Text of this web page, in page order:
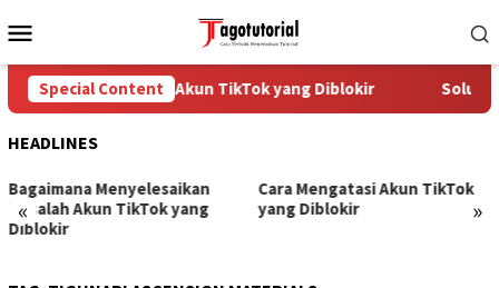
to
Menu
Special Content
Cara Mengatasi Akun TikTok yang Diblokir Solusi
HEADLINES
« »
Bagaimana Menyelesaikan
Masalah Akun TikTok yang
Diblokir
Cara Mengatasi Akun TikTok
yang Diblokir